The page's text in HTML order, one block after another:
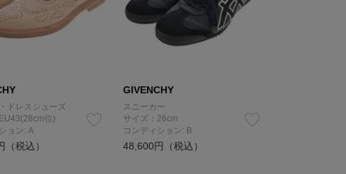
ドレスシューズ
位)
ョン: A
税込）
GIVENCHY
スニーカー
サイズ：26cm
コンディション: B
48,600円（税込）